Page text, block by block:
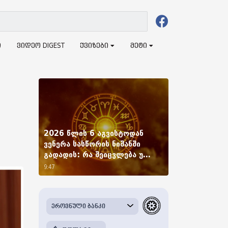
ვიდეო DIGEST ქვიზები მეტი
2026 წლის 6 აგვისტოდან
ვენერა სასწორის ნიშანში
გადადის: რა შეიცვლება უ...
9:47